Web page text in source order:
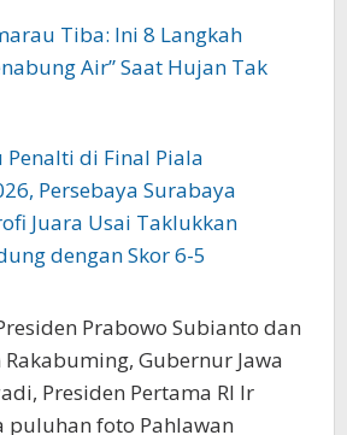
Tiba: Ini 8 Langkah
Air” Saat Hujan Tak
Penalti di Final Piala
Persebaya Surabaya
Juara Usai Taklukkan
dengan Skor 6-5
Prabowo Subianto dan
Gubernur Jawa
Presiden Pertama RI Ir
puluhan foto Pahlawan